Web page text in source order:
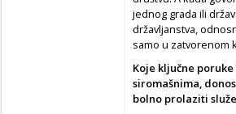
jednog grada ili
državljanstva,
samo u zatvorenom
Koje ključne
siromašnima,
bolno prolaziti